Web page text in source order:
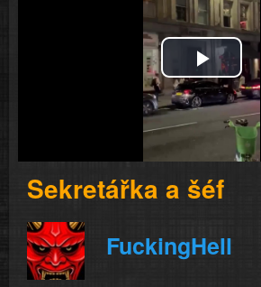
Play
Video
Sekretářka a šéf
FuckingHell